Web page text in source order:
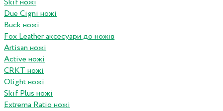
Skif ножі
Due Cigni ножі
Buck ножі
Fox Leather аксесуари до ножів
Artisan ножі
Active ножі
CRKT ножі
Olight ножі
Skif Plus ножі
Extrema Ratio ножі